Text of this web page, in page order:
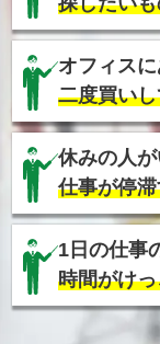
オフィス
二度買い
休みの人
仕事が停
1日の仕事
時間がけ